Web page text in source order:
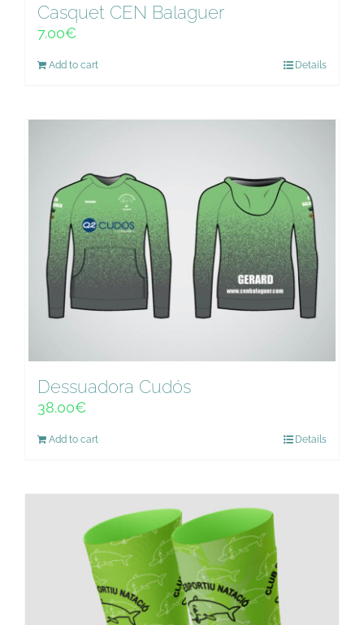
Casquet CEN Balaguer
7.00€
Add to cart Details
Dessuadora Cudós
38.00€
Add to cart Details